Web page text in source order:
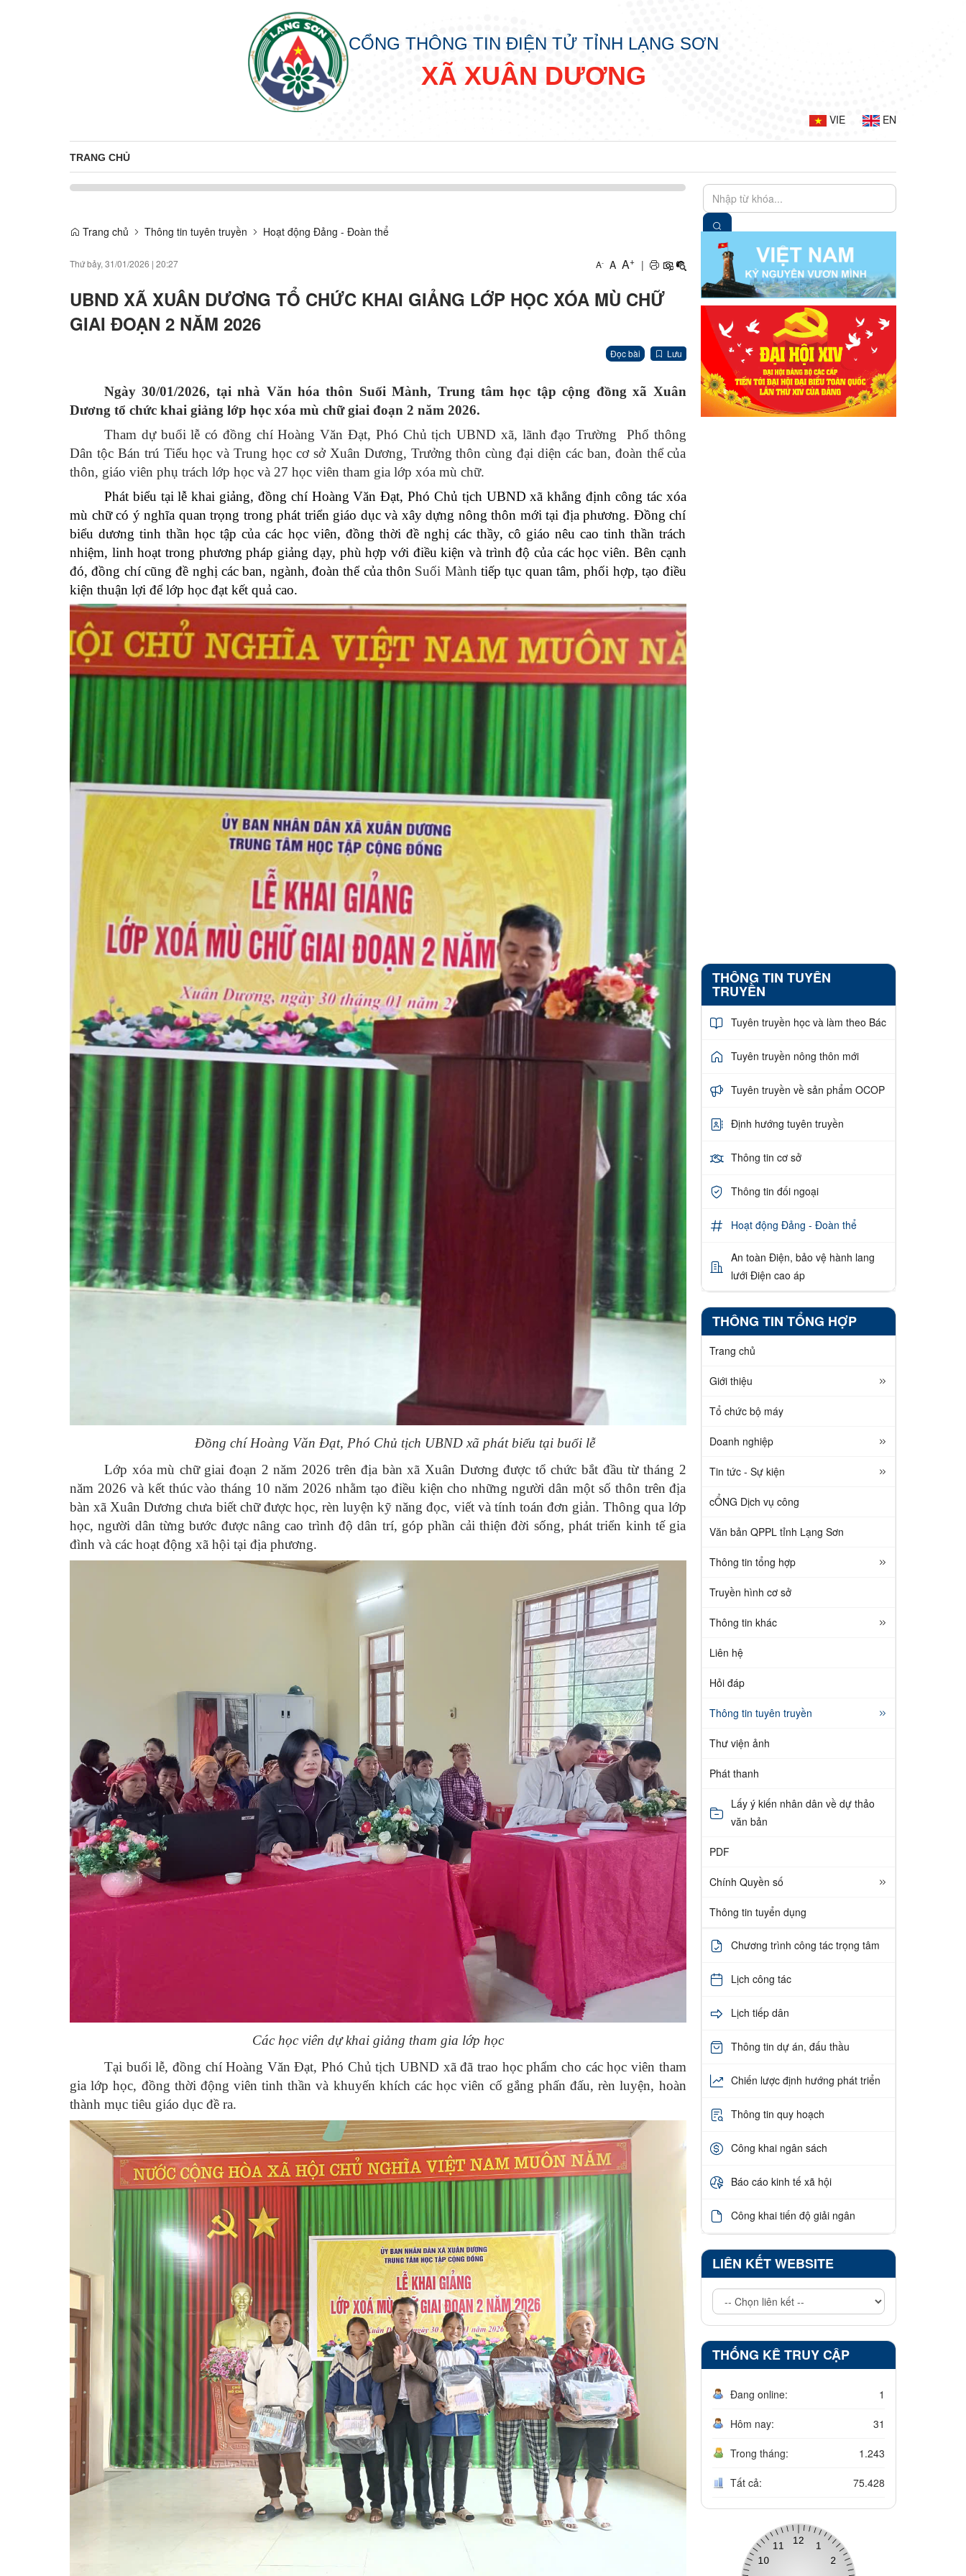
CỔNG THÔNG TIN ĐIỆN TỬ TỈNH LẠNG SƠN
XÃ XUÂN DƯƠNG
VIE EN
TRANG CHỦ
Trang chủ Thông tin tuyên truyền Hoạt động Đảng - Đoàn thể
Thứ bảy, 31/01/2026 | 20:27 A- A A+ |
UBND XÃ XUÂN DƯƠNG TỔ CHỨC KHAI GIẢNG LỚP HỌC XÓA MÙ CHỮ
GIAI ĐOẠN 2 NĂM 2026
Đọc bài Lưu
Ngày 30/01/2026, tại nhà Văn hóa thôn Suối Mành, Trung tâm học tập cộng đồng xã Xuân
Dương tổ chức khai giảng lớp học xóa mù chữ giai đoạn 2 năm 2026.
Tham dự buổi lễ có đồng chí Hoàng Văn Đạt, Phó Chủ tịch UBND xã, lãnh đạo Trường Phổ thông
Dân tộc Bán trú Tiểu học và Trung học cơ sở Xuân Dương, Trưởng thôn cùng đại diện các ban, đoàn thể của
thôn, giáo viên phụ trách lớp học và 27 học viên tham gia lớp xóa mù chữ.
Phát biểu tại lễ khai giảng, đồng chí Hoàng Văn Đạt, Phó Chủ tịch UBND xã khẳng định công tác xóa
mù chữ có ý nghĩa quan trọng trong phát triển giáo dục và xây dựng nông thôn mới tại địa phương. Đồng chí
biểu dương tinh thần học tập của các học viên, đồng thời đề nghị các thầy, cô giáo nêu cao tinh thần trách
nhiệm, linh hoạt trong phương pháp giảng dạy, phù hợp với điều kiện và trình độ của các học viên. Bên cạnh
đó, đồng chí cũng đề nghị các ban, ngành, đoàn thể của thôn Suối Mànhtiếp tục quan tâm, phối hợp, tạo điều
kiện thuận lợi để lớp học đạt kết quả cao.
Đồng chí Hoàng Văn Đạt, Phó Chủ tịch UBND xã phát biểu tại buổi lễ
Lớp xóa mù chữ giai đoạn 2 năm 2026 trên địa bàn xã Xuân Dương được tổ chức bắt đầu từ tháng 2
năm 2026 và kết thúc vào tháng 10 năm 2026 nhằm tạo điều kiện cho những người dân một số thôn trên địa
bàn xã Xuân Dương chưa biết chữ được học, rèn luyện kỹ năng đọc, viết và tính toán đơn giản. Thông qua lớp
học, người dân từng bước được nâng cao trình độ dân trí, góp phần cải thiện đời sống, phát triển kinh tế gia
đình và các hoạt động xã hội tại địa phương.
Các học viên dự khai giảng tham gia lớp học
Tại buổi lễ, đồng chí Hoàng Văn Đạt, Phó Chủ tịch UBND xã đã trao học phẩm cho các học viên tham
gia lớp học, đồng thời động viên tinh thần và khuyến khích các học viên cố gắng phấn đấu, rèn luyện, hoàn
thành mục tiêu giáo dục đề ra.
THÔNG TIN TUYÊN
TRUYỀN
Tuyên truyền học và làm theo Bác
Tuyên truyền nông thôn mới
Tuyên truyền về sản phẩm OCOP
Định hướng tuyên truyền
Thông tin cơ sở
Thông tin đối ngoại
Hoạt động Đảng - Đoàn thể
An toàn Điện, bảo vệ hành lang
lưới Điện cao áp
THÔNG TIN TỔNG HỢP
Trang chủ
Giới thiệu
Tổ chức bộ máy
Doanh nghiệp
Tin tức - Sự kiện
cỔNG Dịch vụ công
Văn bản QPPL tỉnh Lạng Sơn
Thông tin tổng hợp
Truyền hình cơ sở
Thông tin khác
Liên hệ
Hỏi đáp
Thông tin tuyên truyền
Thư viện ảnh
Phát thanh
Lấy ý kiến nhân dân về dự thảo
văn bản
PDF
Chính Quyền số
Thông tin tuyển dụng
Chương trình công tác trọng tâm
Lịch công tác
Lịch tiếp dân
Thông tin dự án, đấu thầu
Chiến lược định hướng phát triển
Thông tin quy hoạch
Công khai ngân sách
Báo cáo kinh tế xã hội
Công khai tiến độ giải ngân
LIÊN KẾT WEBSITE
THỐNG KÊ TRUY CẬP
Đang online: 1
Hôm nay: 31
Trong tháng: 1.243
Tất cả: 75.428